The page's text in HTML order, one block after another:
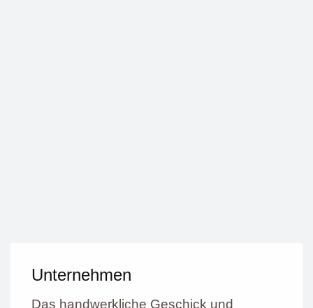
Unternehmen
Das handwerkliche Geschick und